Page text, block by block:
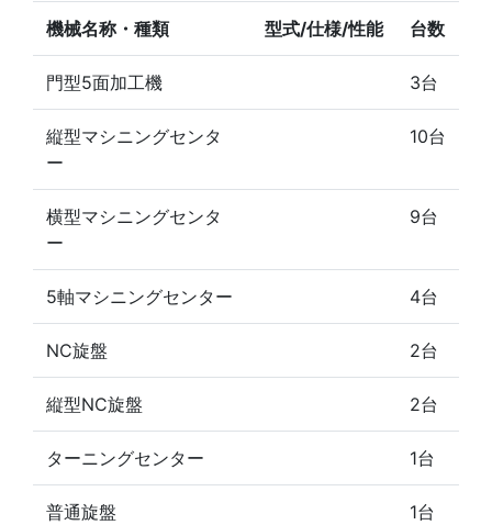
機械名称・種類 型式/仕様/性能 台数
門型5面加工機 3台
縦型マシニングセンタ
ー
10台
横型マシニングセンタ
ー
9台
5軸マシニングセンター 4台
NC旋盤 2台
縦型NC旋盤 2台
ターニングセンター 1台
普通旋盤 1台